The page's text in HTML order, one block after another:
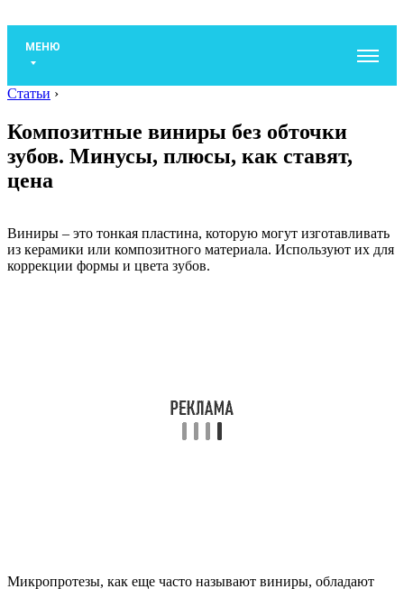
МЕНЮ
Статьи ›
Композитные виниры без обточки
зубов. Минусы, плюсы, как ставят,
цена
Виниры – это тонкая пластина, которую могут изготавливать
из керамики или композитного материала. Используют их для
коррекции формы и цвета зубов.
Микропротезы, как еще часто называют виниры, обладают